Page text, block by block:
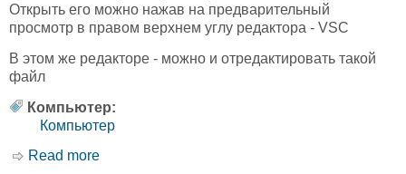
Открыть его можно нажав на предварительный
просмотр в правом верхнем углу редактора - VSC
В этом же редакторе - можно и отредактировать такой
файл
Компьютер:
Компьютер
Read more